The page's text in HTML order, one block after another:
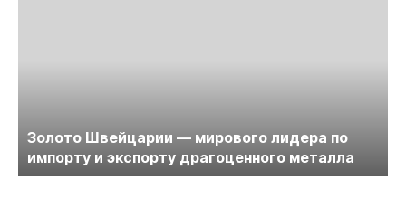
Золото Швейцарии — мирового лидера по
импорту и экспорту драгоценного металла